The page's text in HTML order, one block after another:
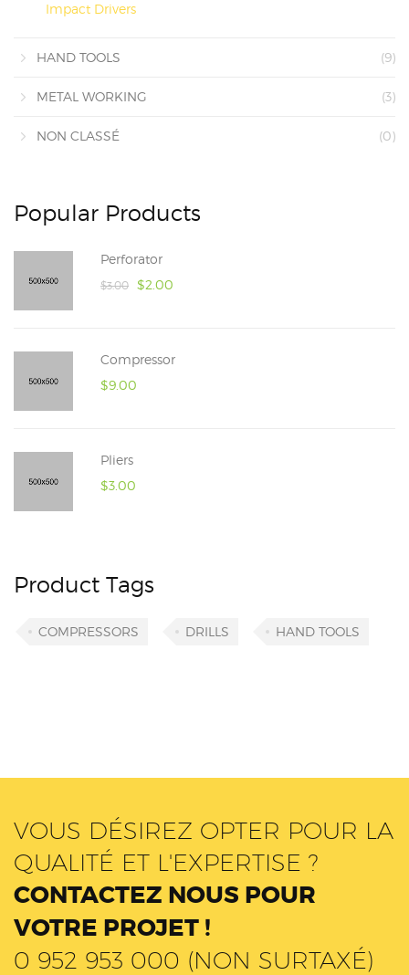
Impact Drivers
HAND TOOLS (9)
METAL WORKING (3)
NON CLASSÉ (0)
Popular Products
Perforator
$3.00 $2.00
Compressor
$9.00
Pliers
$3.00
Product Tags
COMPRESSORS DRILLS HAND TOOLS
VOUS DÉSIREZ OPTER POUR LA
QUALITÉ ET L'EXPERTISE ?
CONTACTEZ NOUS POUR
VOTRE PROJET !
0 952 953 000 (NON SURTAXÉ)